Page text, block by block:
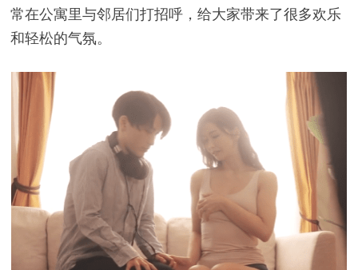
常在公寓里与邻居们打招呼，给大家带来了很多欢乐
和轻松的气氛。